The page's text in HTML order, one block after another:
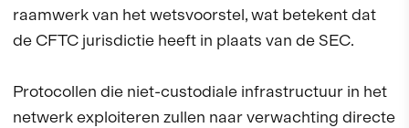
raamwerk van het wetsvoorstel, wat betekent dat
de CFTC jurisdictie heeft in plaats van de SEC.
Protocollen die niet-custodiale infrastructuur in het
netwerk exploiteren zullen naar verwachting directe